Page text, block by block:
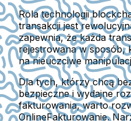
Rola technologii
transakcji jest
zapewnia, że każda
rejestrowana w sposób,
na nieuczciwe
Dla tych, którzy chcą
bezpieczne i wydajne
fakturowania, warto
OnlineFakturowanie.